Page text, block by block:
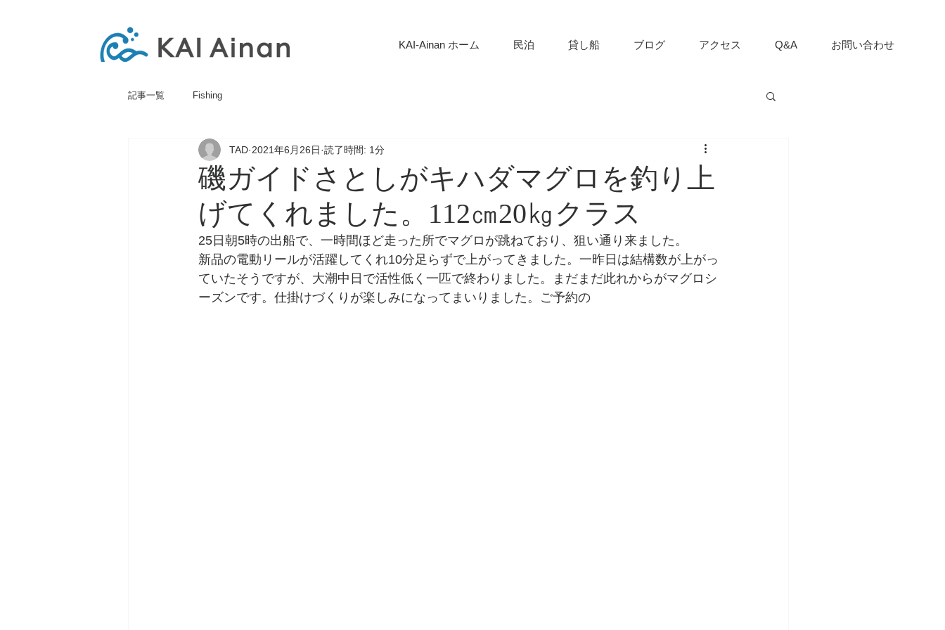
KAI-Ainan ホーム 民泊 貸し船 ブログ アクセス Q&A お問い合わせ
記事一覧 Fishing
磯ガイドさとしがキハダマグロを釣り上
げてくれました。112㎝20㎏クラス
TAD 2021年6月26日 読了時間: 1分
25日朝5時の出船で、一時間ほど走った所でマグロが跳ねており、狙い通り来ました。
新品の電動リールが活躍してくれ10分足らずで上がってきました。一昨日は結構数が上がっ
ていたそうですが、大潮中日で活性低く一匹で終わりました。まだまだ此れからがマグロシ
ーズンです。仕掛けづくりが楽しみになってまいりました。ご予約の